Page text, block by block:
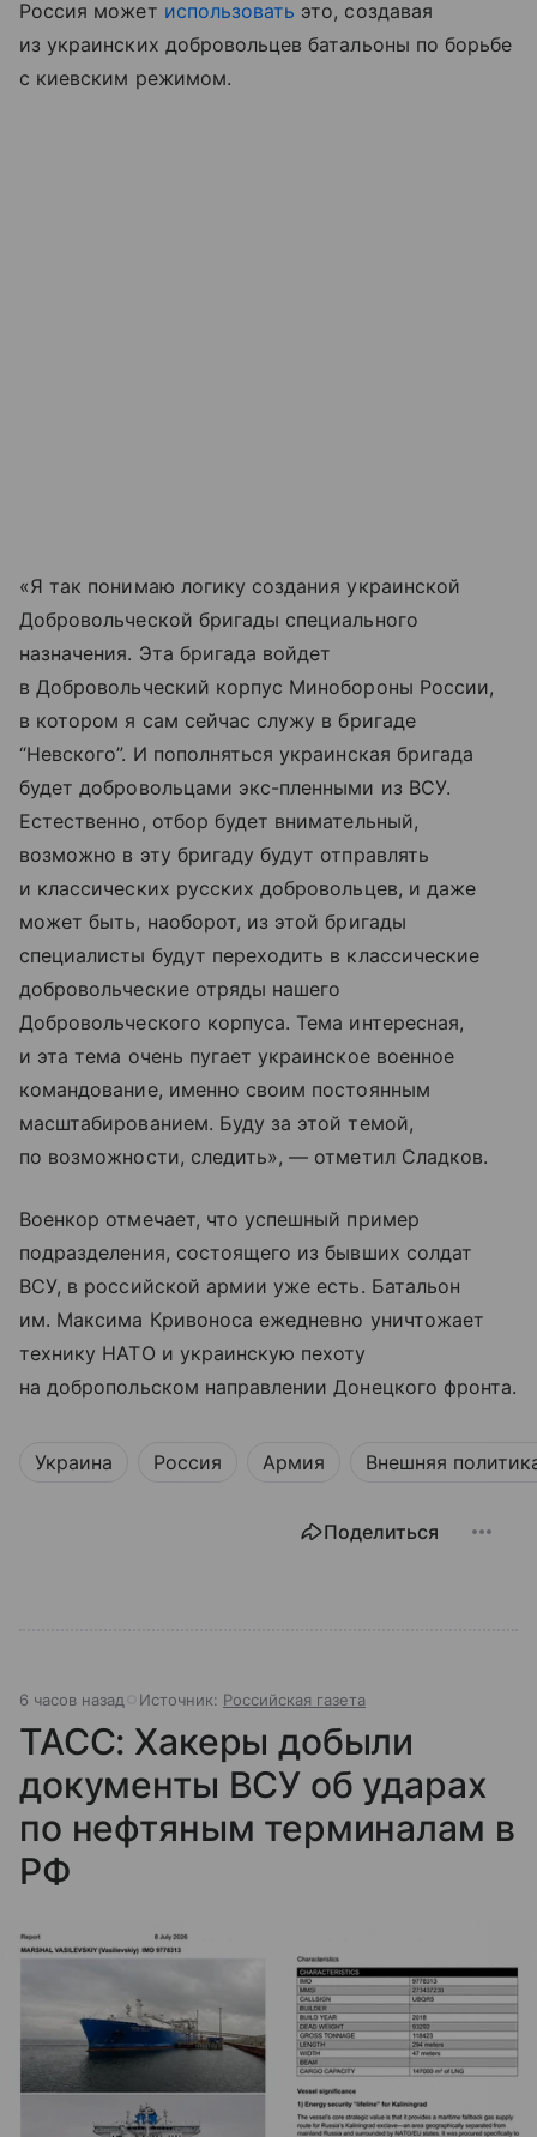
Россия может использовать это, создавая
из украинских добровольцев батальоны по борьбе
с киевским режимом.
«Я так понимаю логику создания украинской
Добровольческой бригады специального
назначения. Эта бригада войдет
в Добровольческий корпус Минобороны России,
в котором я сам сейчас служу в бригаде
“Невского”. И пополняться украинская бригада
будет добровольцами экс-пленными из ВСУ.
Естественно, отбор будет внимательный,
возможно в эту бригаду будут отправлять
и классических русских добровольцев, и даже
может быть, наоборот, из этой бригады
специалисты будут переходить в классические
добровольческие отряды нашего
Добровольческого корпуса. Тема интересная,
и эта тема очень пугает украинское военное
командование, именно своим постоянным
масштабированием. Буду за этой темой,
по возможности, следить», — отметил Сладков.
Военкор отмечает, что успешный пример
подразделения, состоящего из бывших солдат
ВСУ, в российской армии уже есть. Батальон
им. Максима Кривоноса ежедневно уничтожает
технику НАТО и украинскую пехоту
на добропольском направлении Донецкого фронта.
Украина Россия Армия Внешняя
Поделиться
6 часов назад Источник: Российская газета
ТАСС: Хакеры добыли
документы ВСУ об ударах
по нефтяным терминалам в
РФ